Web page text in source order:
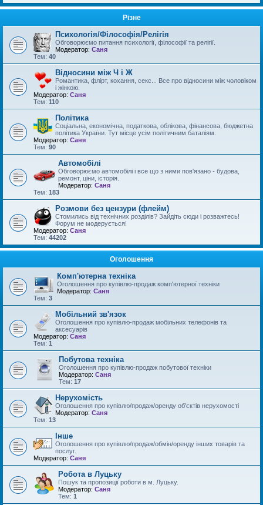
Різне
Психологія/Філософія/Релігія
Обговорюємо питання психології, філософії та релігії.
Модератор: Саня
Тем: 40
Відносини між Ч і Ж
Романтика, флірт, кохання, секс... Все про відносини між чоловіком
і жінкою.
Модератор: Саня
Тем: 110
Політика
Соціальна, економічна, податкова, облікова, фінансова, бюджетна
політика України. Тут місце усім політичним баталіям.
Модератор: Саня
Тем: 90
Автомобілі
Обговорюємо автомобілі і все що з ними пов'язано - будова,
ремонт, ціни, історія.
Модератор: Саня
Тем: 183
Розмови без цензури (флейм)
Стомились від технічних розділів? Зайдіть сюди і розважтесь!
Форум не модерується!
Модератор: Саня
Тем: 44202
Оголошення
Комп'ютерна техніка
Оголошення про купівлю-продаж комп'ютерної техніки
Модератор: Саня
Тем: 3
Мобільний зв'язок
Оголошення про купівлю-продаж мобільних телефонів та
аксесуарів
Модератор: Саня
Тем: 1
Побутова техніка
Оголошення про купівлю-продаж побутової техніки
Модератор: Саня
Тем: 17
Нерухомість
Оголошення про купівлю/продаж/оренду об'єктів нерухомості
Модератор: Саня
Тем: 13
Інше
Оголошення про купівлю/продаж/обмін/оренду інших товарів та
послуг.
Модератор: Саня
Робота в Луцьку
Пошук та пропозиції роботи в м. Луцьку.
Модератор: Саня
Тем: 1